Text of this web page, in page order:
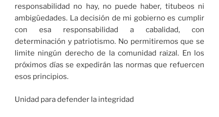
responsabilidad no hay, no puede haber, titubeos ni
ambigüedades. La decisión de mi gobierno es cumplir
con esa responsabilidad a cabalidad, con
determinación y patriotismo. No permitiremos que se
limite ningún derecho de la comunidad raizal. En los
próximos días se expedirán las normas que refuercen
esos principios.
Unidad para defender la integridad